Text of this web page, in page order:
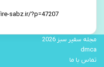
مجله سفیر سبز 2026
dmca
تماس با ما